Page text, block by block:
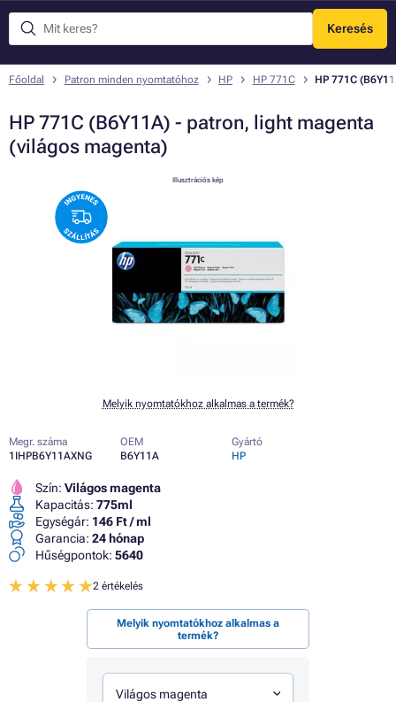
Keresés
Menü
Főoldal Patron minden nyomtatóhoz HP HP 771C HP 771C
HP 771C (B6Y11A) - patron, light magenta
(világos magenta)
Illusztrációs kép
Melyik nyomtatókhoz alkalmas a termék?
Megr. száma
1IHPB6Y11AXNG
OEM
B6Y11A
Gyártó
HP
Szín: Világos magenta
Kapacitás: 775ml
Egységár: 146 Ft / ml
Garancia: 24 hónap
Hűségpontok: 5640
2 értékelés
Melyik nyomtatókhoz alkalmas a
termék?
Világos magenta